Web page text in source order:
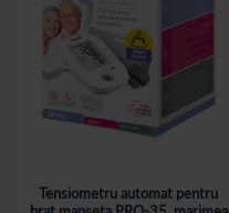
Tensiometru automat pentru